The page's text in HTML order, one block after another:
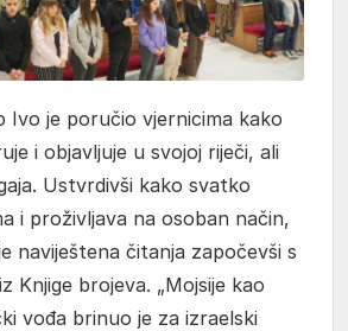
Ivo je poručio vjernicima kako
i objavljuje u svojoj riječi, ali
Ustvrdivši kako svatko
i proživljava na osoban način,
naviještena čitanja započevši s
Knjige brojeva. „Mojsije kao
vođa brinuo je za izraelski